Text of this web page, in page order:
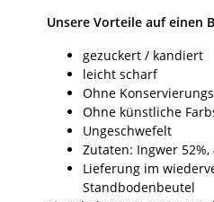
Unsere Vorteile auf einen
gezuckert / kandiert
leicht scharf
Ohne
Ohne künstliche
Ungeschwefelt
Zutaten: Ingwer 52%,
Lieferung im
Standbodenbeutel